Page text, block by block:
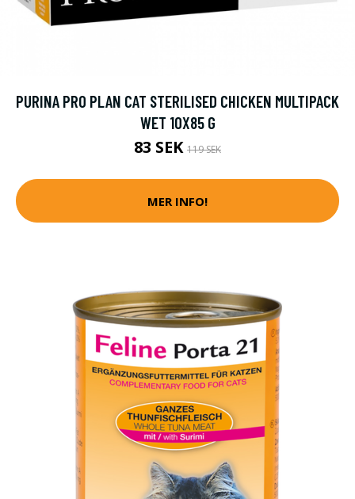
PURINA PRO PLAN CAT STERILISED CHICKEN MULTIPACK
WET 10X85 G
83 SEK 119 SEK
MER INFO!